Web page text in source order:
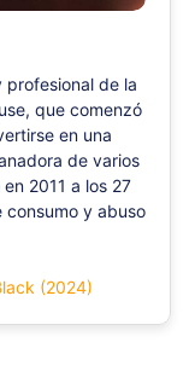
profesional de la
que comenzó
en una
de varios
2011 a los 27
consumo y abuso
(2024)